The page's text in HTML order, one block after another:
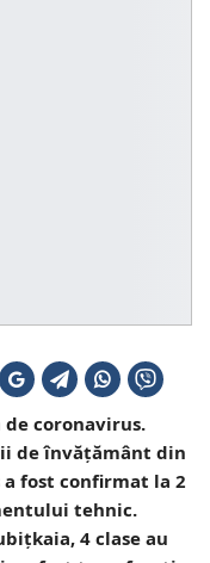
coronavirus.
de învățământ din
fost confirmat la 2
tehnic.
4 clase au